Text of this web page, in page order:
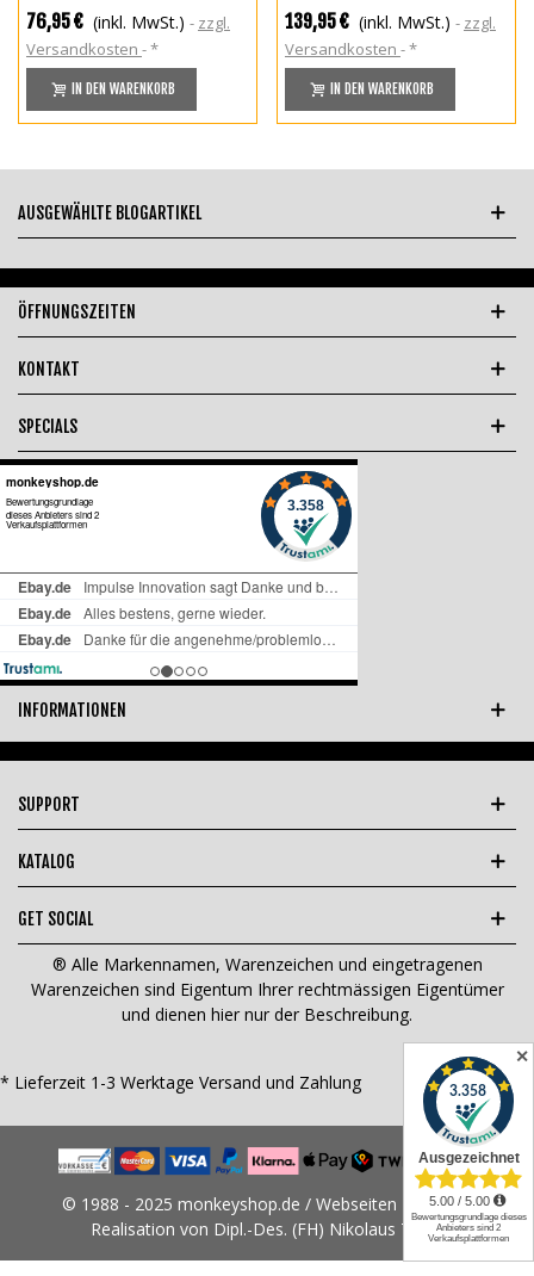
f. MSX 125 + Monkey 125 + Dax
125
76,95 € (inkl. MwSt.)
zzgl.
Versandkosten
*
IN DEN WARENKORB
+ Monkey 125
139,95 € (inkl. MwSt.)
zzgl.
Versandkosten
*
IN DEN WARENKORB
AUSGEWÄHLTE BLOGARTIKEL
ÖFFNUNGSZEITEN
KONTAKT
SPECIALS
✕
INFORMATIONEN
SUPPORT
KATALOG
GET SOCIAL
® Alle Markennamen, Warenzeichen und eingetragenen
Warenzeichen sind Eigentum Ihrer rechtmässigen Eigentümer
und dienen hier nur der Beschreibung.
* Lieferzeit 1-3 Werktage Versand und Zahlung
© 1988 - 2025 monkeyshop.de / Webseiten Design &
Realisation von Dipl.-Des. (FH) Nikolaus Tams